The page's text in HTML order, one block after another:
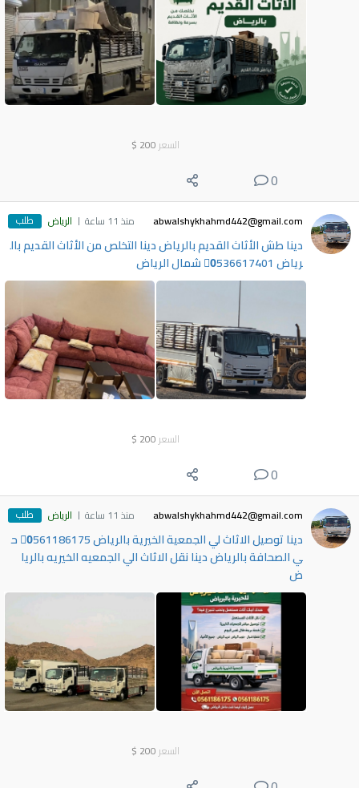
السعر 200
$
0
abwalshykhahmd442@gmail.com منذ 11 ساعة الرياض طلب
دينا طش الأثاث القديم بالرياض دينا التخلص من الأثاث القديم بال
رياض 0َ536617401 شمال الرياض
السعر 200
$
0
abwalshykhahmd442@gmail.com منذ 11 ساعة الرياض طلب
دينا توصيل الاثاث لي الجمعية الخيرية بالرياض 0َ561186175 ح
ي الصحافة بالرياض دينا نقل الاثاث الي الجمعيه الخيريه بالريا
ض
السعر 200
$